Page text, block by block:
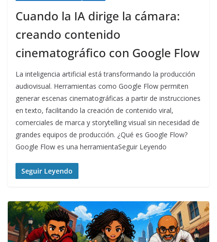
Cuando la IA dirige la cámara:
creando contenido
cinematográfico con Google Flow
La inteligencia artificial está transformando la producción
audiovisual. Herramientas como Google Flow permiten
generar escenas cinematográficas a partir de instrucciones
en texto, facilitando la creación de contenido viral,
comerciales de marca y storytelling visual sin necesidad de
grandes equipos de producción. ¿Qué es Google Flow?
Google Flow es una herramientaSeguir Leyendo
Seguir Leyendo